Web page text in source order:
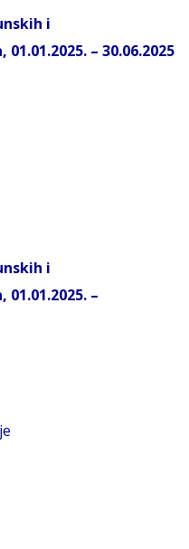
i
– 30.06.2025
i
–